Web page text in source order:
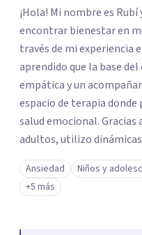
¡Hola! Mi nombre es
encontrar bienestar en
través de mi experiencia
aprendido que la base
empática y un
espacio de terapia
salud emocional.
adultos, utilizo
a tus necesidades
y brindarte las
tu paz mental.
Ansiedad Niños y
+5 más